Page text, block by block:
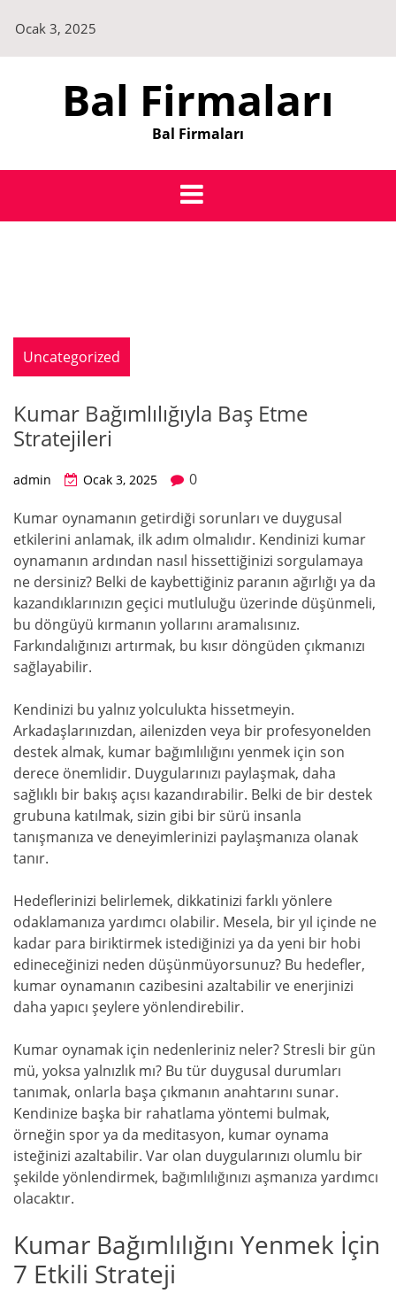
content
Ocak 3, 2025
Bal Firmaları
Bal Firmaları
Uncategorized
Kumar Bağımlılığıyla Baş Etme
Stratejileri
admin Ocak 3, 2025
0
Kumar oynamanın getirdiği sorunları ve duygusal
etkilerini anlamak, ilk adım olmalıdır. Kendinizi kumar
oynamanın ardından nasıl hissettiğinizi sorgulamaya
ne dersiniz? Belki de kaybettiğiniz paranın ağırlığı ya da
kazandıklarınızın geçici mutluluğu üzerinde düşünmeli,
bu döngüyü kırmanın yollarını aramalısınız.
Farkındalığınızı artırmak, bu kısır döngüden çıkmanızı
sağlayabilir.
Kendinizi bu yalnız yolculukta hissetmeyin.
Arkadaşlarınızdan, ailenizden veya bir profesyonelden
destek almak, kumar bağımlılığını yenmek için son
derece önemlidir. Duygularınızı paylaşmak, daha
sağlıklı bir bakış açısı kazandırabilir. Belki de bir destek
grubuna katılmak, sizin gibi bir sürü insanla
tanışmanıza ve deneyimlerinizi paylaşmanıza olanak
tanır.
Hedeflerinizi belirlemek, dikkatinizi farklı yönlere
odaklamanıza yardımcı olabilir. Mesela, bir yıl içinde ne
kadar para biriktirmek istediğinizi ya da yeni bir hobi
edineceğinizi neden düşünmüyorsunuz? Bu hedefler,
kumar oynamanın cazibesini azaltabilir ve enerjinizi
daha yapıcı şeylere yönlendirebilir.
Kumar oynamak için nedenleriniz neler? Stresli bir gün
mü, yoksa yalnızlık mı? Bu tür duygusal durumları
tanımak, onlarla başa çıkmanın anahtarını sunar.
Kendinize başka bir rahatlama yöntemi bulmak,
örneğin spor ya da meditasyon, kumar oynama
isteğinizi azaltabilir. Var olan duygularınızı olumlu bir
şekilde yönlendirmek, bağımlılığınızı aşmanıza yardımcı
olacaktır.
Kumar Bağımlılığını Yenmek İçin
7 Etkili Strateji